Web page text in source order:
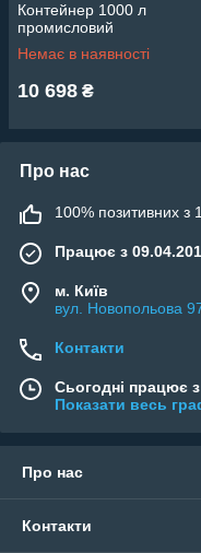
Контейнер 1000 л
промисловий
Немає в наявності
10 698 ₴
Про нас
100% позитивних з
Працює з
м. Київ
вул. Новопольова
Контакти
Сьогодні працює
Показати весь
Про нас
Контакти